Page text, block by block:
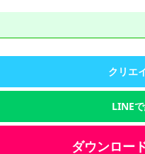
クリエ
LINE
ダウンロー